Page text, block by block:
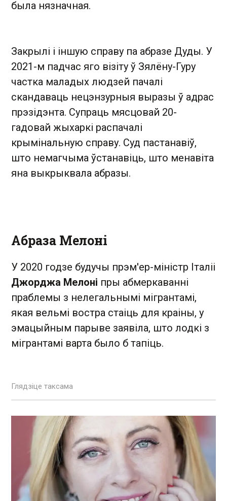
была нязначная.
Закрылі і іншую справу па абразе Дуды. У
2021-м падчас яго візіту ў Зялёну-Гуру
частка маладых людзей пачалі
скандаваць нецэнзурныя выразы ў адрас
прэзідэнта. Супраць мясцовай 20-
гадовай жыхаркі распачалі
крымінальную справу. Суд пастанавіў,
што немагчыма ўстанавіць, што менавіта
яна выкрыквала абразы.
Абраза Мелоні
У 2020 годзе будучы прэм'ер-міністр Італіі
Джорджа Мелоні пры абмеркаванні
праблемы з нелегальнымі мігрантамі,
якая вельмі востра стаіць для краіны, у
эмацыйным парыве заявіла, што лодкі з
мігрантамі варта было б тапіць.
Глядзіце таксама